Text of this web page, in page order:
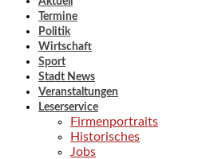
Termine
Politik
Wirtschaft
Sport
Stadt News
Veranstaltungen
Leserservice
Firmenportraits
Historisches
Jobs